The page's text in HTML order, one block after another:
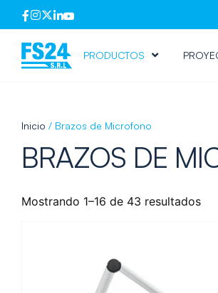
PRODUCTOS
Inicio / Brazos de Microfono
BRAZOS DE
Mostrando 1–16 de 43 resultados